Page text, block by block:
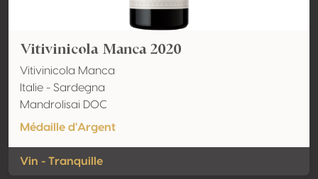
Vitivinicola Manca 2020
Vitivinicola Manca
Italie - Sardegna
Mandrolisai DOC
Médaille d'Argent
Vin - Tranquille